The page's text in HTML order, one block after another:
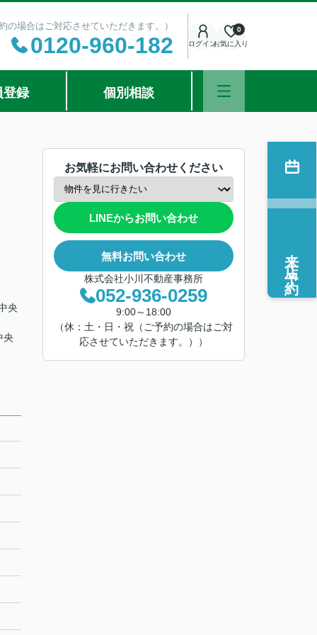
場合はご対応させていただきます。）
0120-960-182 ログインお気に入り
0
登録 個別相談
央
央
お気軽にお問い合わせください
LINEからお問い合わせ
無料お問い合わせ
株式会社小川不動産事務所
052-936-0259
9:00～18:00
（休：土・日・祝（ご予約の場合はご対
応させていただきます。））
来店予約